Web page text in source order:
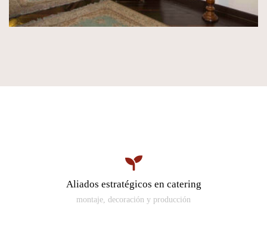
Aliados estratégicos en catering
montaje, decoración y producción